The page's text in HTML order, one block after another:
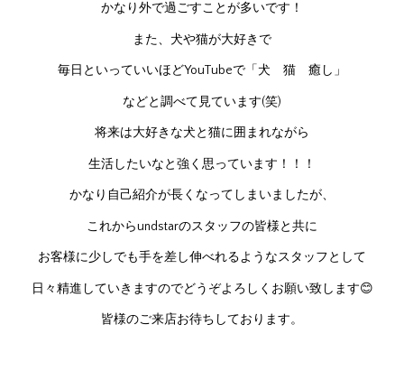
かなり外で過ごすことが多いです！
また、犬や猫が大好きで
毎日といっていいほどYouTubeで「犬 猫 癒し」
などと調べて見ています(笑)
将来は大好きな犬と猫に囲まれながら
生活したいなと強く思っています！！！
かなり自己紹介が長くなってしまいましたが、
これからundstarのスタッフの皆様と共に
お客様に少しでも手を差し伸べれるようなスタッフとして
日々精進していきますのでどうぞよろしくお願い致します😊
皆様のご来店お待ちしております。